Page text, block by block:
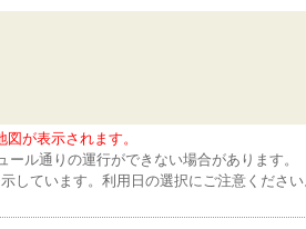
が表示されます。
ル通りの運行ができない場合があります。
しています。利用日の選択にご注意ください